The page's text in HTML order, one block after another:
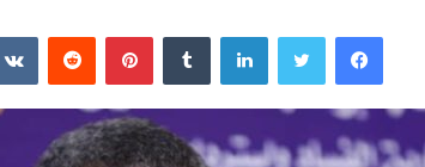
فيسبوك لينكدإن بينتيريست